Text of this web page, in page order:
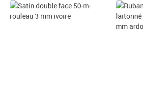
Prix 4,99€ Prix